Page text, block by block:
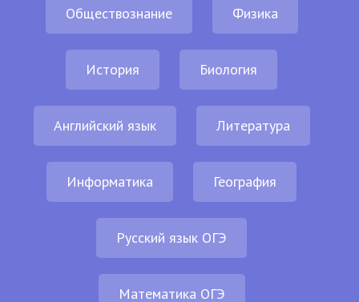
Обществознание Физика
История Биология
Английский язык Литература
Информатика География
Русский язык ОГЭ
Математика ОГЭ